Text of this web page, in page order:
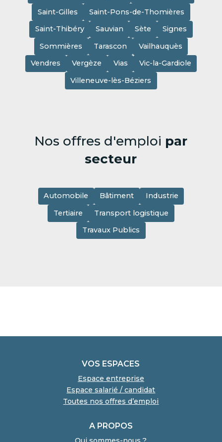
Saint-Gilles
Saint-Pons-de-Thomières
Saint-Thibéry
Sauvian Sète
Signes
Sommières
Tarascon
Vailhauquès
Vendres
Vergèze Vias
Vic-la-Gardiole
Villeneuve-lès-Béziers
Nos offres d'emploi par
secteur
Automobile Bâtiment
Industrie
Tertiaire
Transport logistique
Travaux Publics
VOS ESPACES
Espace entreprise
Espace salarié / candidat
Toutes nos offres d’emploi
A PROPOS